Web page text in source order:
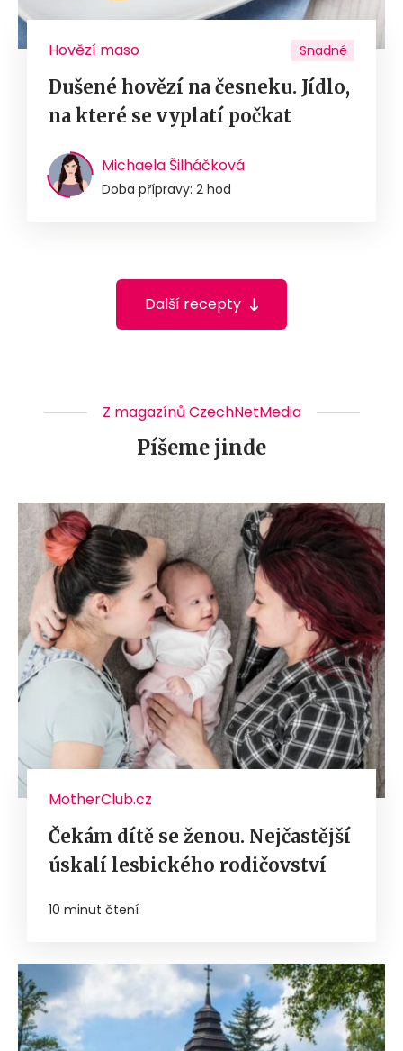
Hovězí maso Snadné
Dušené hovězí na česneku. Jídlo,
na které se vyplatí počkat
Michaela Šilháčková
Doba přípravy: 2 hod
Další recepty
Z magazínů CzechNetMedia
Píšeme jinde
MotherClub.cz
Čekám dítě se ženou. Nejčastější
úskalí lesbického rodičovství
10 minut čtení